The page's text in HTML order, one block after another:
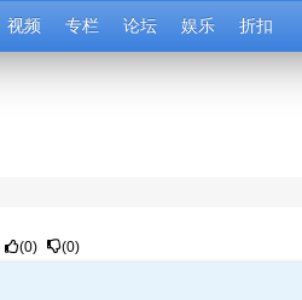
视频 专栏 论坛 娱乐 折扣
(0) (0)